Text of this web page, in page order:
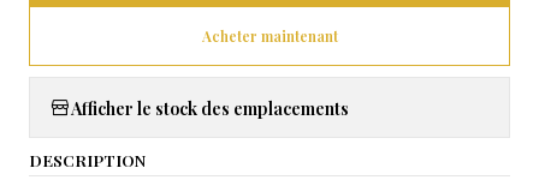
Acheter maintenant
Afficher le stock des emplacements
DESCRIPTION